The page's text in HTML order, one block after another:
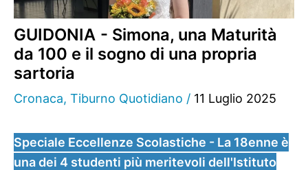
GUIDONIA - Simona, una Maturità
da 100 e il sogno di una propria
sartoria
Cronaca, Tiburno Quotidiano / 11 Luglio 2025
Speciale Eccellenze Scolastiche - La 18enne è
una dei 4 studenti più meritevoli dell'Istituto